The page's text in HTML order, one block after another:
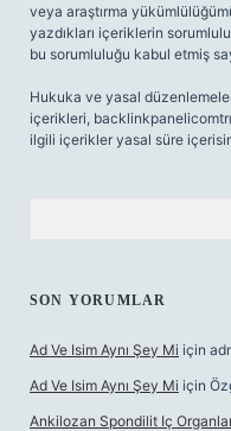
veya araştırma
yazdıkları içeriklerin
bu sorumluluğu kabul etmiş
Hukuka ve yasal
içerikleri,
ilgili içerikler yasal süre
SON YORUMLAR
Ad Ve Isim Aynı Şey Mi için
Ad Ve Isim Aynı Şey Mi için
Ankilozan Spondilit Iç